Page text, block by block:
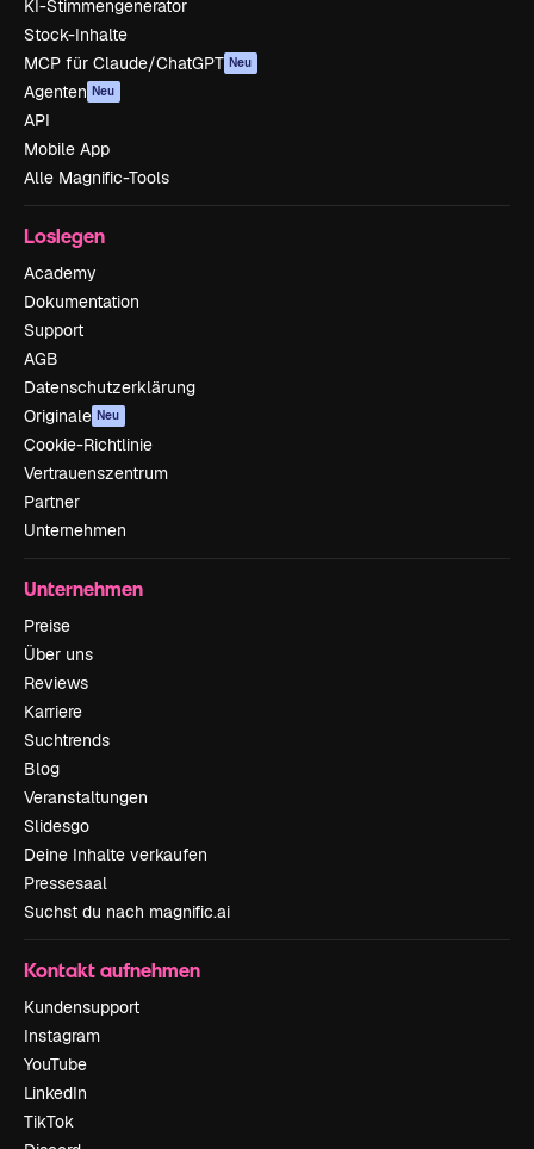
KI-Stimmengenerator
Stock-Inhalte
MCP für Claude/ChatGPT Neu
Agenten Neu
API
Mobile App
Alle Magnific-Tools
Loslegen
Academy
Dokumentation
Support
AGB
Datenschutzerklärung
Originale Neu
Cookie-Richtlinie
Vertrauenszentrum
Partner
Unternehmen
Unternehmen
Preise
Über uns
Reviews
Karriere
Suchtrends
Blog
Veranstaltungen
Slidesgo
Deine Inhalte verkaufen
Pressesaal
Suchst du nach magnific.ai
Kontakt aufnehmen
Kundensupport
Instagram
YouTube
LinkedIn
TikTok